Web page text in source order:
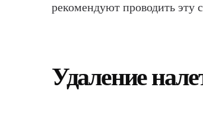
рекомендуют проводить
Удаление